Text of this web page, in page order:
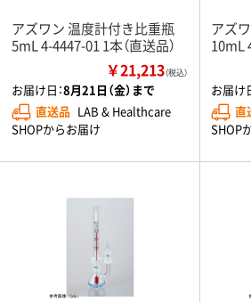
アズワン 温度計付き比重瓶
5mL 4-4447-01 1本（直送品）
￥21,213（税込）
お届け日：8月21日（金）まで
直送品 LAB & Healthcare
SHOPからお届け
アズ
10mL
お届け
直
SHOP